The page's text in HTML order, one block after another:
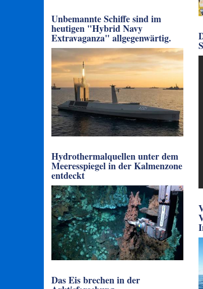
Unbemannte Schiffe sind im
heutigen "Hybrid Navy
Extravaganza" allgegenwärtig.
Hydrothermalquellen unter dem
Meeresspiegel in der Kalmenzone
entdeckt
Das Eis brechen in der